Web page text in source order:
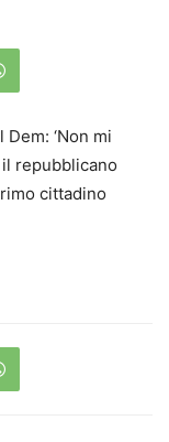
‘Non mi
il repubblicano
cittadino